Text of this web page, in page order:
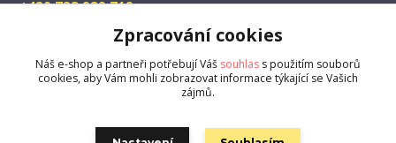
+420 723 989 719
info@barny-shop.cz
Zpracování cookies
Náš e-shop a partneři potřebují Váš souhlas s použitím souborů
cookies, aby Vám mohli zobrazovat informace týkající se Vašich
zájmů.